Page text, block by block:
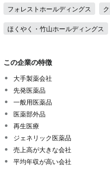
フォレストホールディングス
ほくやく・竹山ホールディングス
この企業の特徴
大手製薬会社
先発医薬品
一般用医薬品
医薬部外品
再生医療
ジェネリック医薬品
売上高が大きな会社
平均年収が高い会社